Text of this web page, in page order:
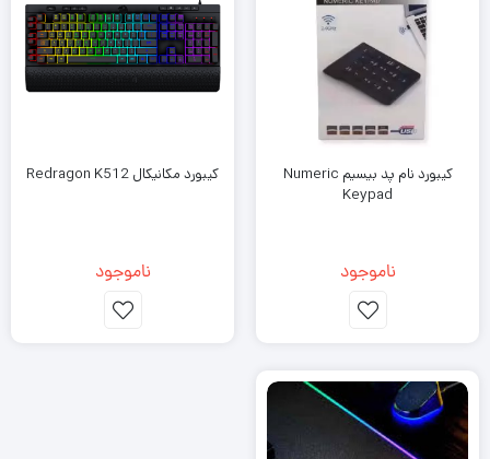
کیبورد نام پد بیسیم Numeric
Keypad
ناموجود
کیبورد مکانیکال Redragon K512
ناموجود